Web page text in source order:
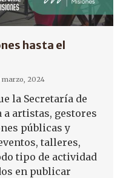
hasta el
marzo, 2024
la Secretaría de
a artistas, gestores
públicas y
talleres,
tipo de actividad
en publicar